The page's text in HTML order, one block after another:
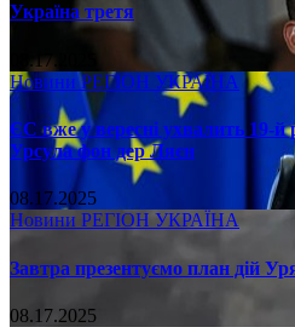
Україна третя
08.17.2025
НовиниРЕГІОН УКРАЇНА
ЄС вже у вересні ухвалить 19-й
Урсула фон дер Ляєн
08.17.2025
Новини РЕГІОН УКРАЇНА
Завтра презентуємо план дій
08.17.2025